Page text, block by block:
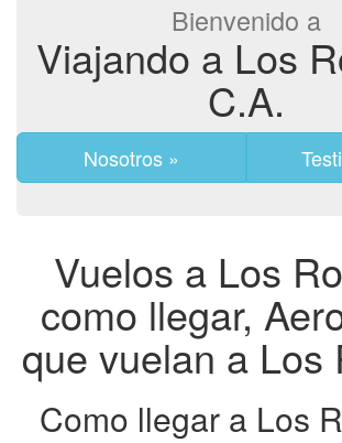
Bienvenido a
Viajando a Los
C.A.
Nosotros »
Vuelos a Los
como llegar,
que vuelan a Los
Como llegar a Los